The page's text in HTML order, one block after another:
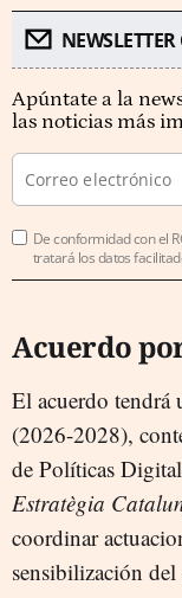
Apúntate a la
las noticias más
De conformidad con el
tratará los datos
Acuerdo
El acuerdo tendrá
(2026-2028),
de Políticas
Estratègia
coordinar
sensibilización